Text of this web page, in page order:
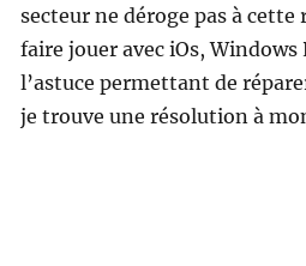
secteur ne déroge pas à
faire jouer avec iOs,
l’astuce permettant de
je trouve une résolution à